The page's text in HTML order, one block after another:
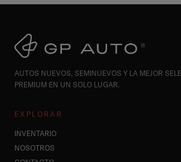
AUTOS NUEVOS, SEMINUEVOS Y LA MEJOR
PREMIUM EN UN SOLO LUGAR.
EXPLORAR
INVENTARIO
NOSOTROS